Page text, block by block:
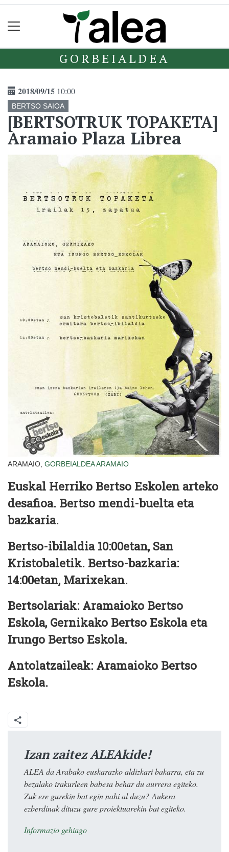
GORBEIALDEA
2018/09/15 10:00
BERTSO SAIOA
[BERTSOTRUK TOPAKETA]
Aramaio Plaza Librea
ARAMAIO, GORBEIALDEAARAMAIO
Euskal Herriko Bertso Eskolen arteko
desafioa. Bertso mendi-buelta eta
bazkaria.
Bertso-ibilaldia 10:00etan, San
Kristobaletik. Bertso-bazkaria:
14:00etan, Marixekan.
Bertsolariak: Aramaioko Bertso
Eskola, Gernikako Bertso Eskola eta
Irungo Bertso Eskola.
Antolatzaileak: Aramaioko Bertso
Eskola.
Izan zaitez ALEAkide!
ALEA da Arabako euskarazko aldizkari bakarra, eta zu
bezalako irakurleen babesa behar du aurrera egiteko.
Zuk ere gurekin bat egin nahi al duzu? Aukera
ezberdinak dituzu gure proiektuarekin bat egiteko.
Informazio gehiago